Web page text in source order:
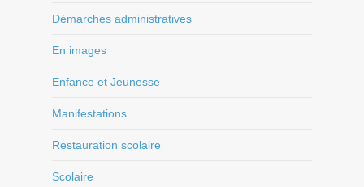
Démarches administratives
En images
Enfance et Jeunesse
Manifestations
Restauration scolaire
Scolaire